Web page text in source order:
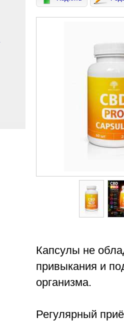
Капсулы не
привыкания и
организма.
Регулярный